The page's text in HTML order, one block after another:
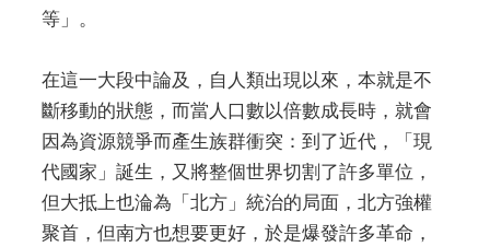
等」。
在這一大段中論及，自人類出現以來，本就是不
斷移動的狀態，而當人口數以倍數成長時，就會
因為資源競爭而產生族群衝突：到了近代，「現
代國家」誕生，又將整個世界切割了許多單位，
但大抵上也淪為「北方」統治的局面，北方強權
聚首，但南方也想要更好，於是爆發許多革命，